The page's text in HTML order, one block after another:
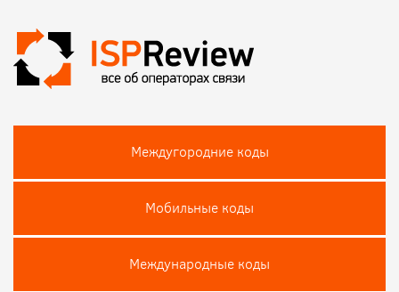
Междугородние коды
Мобильные коды
Международные коды